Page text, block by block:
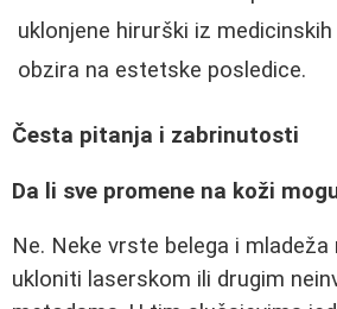
uklonjene hirurški iz
obzira na estetske posledice.
Česta pitanja i zabrinutosti
Da li sve promene na koži
Ne. Neke vrste belega i mladeža
ukloniti laserskom ili drugim